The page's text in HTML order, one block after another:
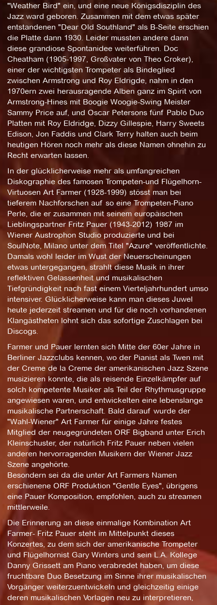
"Weather Bird" ein, und eine neue Königsdisziplin des
Jazz ward geboren. Zusammen mit dem etwas später
entstandenen "Dear Old Southland" als B-Seite erschien
die Platte dann 1930. Leider mussten andere dann
diese grandiose Spontanidee weiterführen. Doc
Cheatham (1905-1997, Großvater von Theo Croker),
einer der wichtigsten Trompeter als Bindeglied
zwischen Armstrong und Roy Eldrigde, nahm in den
1970ern zwei herausragende Alben ganz im Spirit von
Armstrong-Hines mit Boogie Woogie-Swing Meister
Sammy Price auf, und Oscar Petersons fünf Pablo Duo
Platten mit Roy Eldridge, Dizzy Gillespie, Harry Sweets
Edison, Jon Faddis und Clark Terry halten auch beim
heutigen Hören noch mehr als diese Namen ohnehin zu
Recht erwarten lassen.
In der glücklicherweise mehr als umfangreichen
Diskographie des famosen Trompeten-und Flügelhorn-
Virtuosen Art Farmer (1928-1999) stösst man bei
tieferem Nachforschen auf so eine Trompeten-Piano
Perle, die er zusammen mit seinem europäischen
Lieblingspartner Fritz Pauer (1943-2012) 1987 im
Wiener Austrophon Studio produzierte und bei
SoulNote, Milano unter dem Titel "Azure" veröffentlichte.
Damals wohl leider im Wust der Neuerscheinungen
etwas untergegangen, strahlt diese Musik in ihrer
reflektiven Gelassenheit und musikalischen
Tiefgründigkeit nach fast einem Vierteljahrhundert umso
intensiver. Glücklicherweise kann man dieses Juwel
heute jederzeit streamen und für die noch vorhandenen
Klangästheten lohnt sich das sofortige Zuschlagen bei
Discogs.
Farmer und Pauer lernten sich Mitte der 60er Jahre in
Berliner Jazzclubs kennen, wo der Pianist als Twen mit
der Creme de la Creme der amerikanischen Jazz Szene
musizieren konnte, die als reisende Einzelkämpfer auf
solch kompetente Musiker als Teil der Rhythmusgruppe
angewiesen waren, und entwickelten eine lebenslange
musikalische Partnerschaft. Bald darauf wurde der
"Wahl-Wiener" Art Farmer für einige Jahre festes
Mitglied der neugegründeten ORF Bigband unter Erich
Kleinschuster, der natürlich Fritz Pauer neben vielen
anderen hervorragenden Musikern der Wiener Jazz
Szene angehörte.
Besondern sei da die unter Art Farmers Namen
erschienene ORF Produktion "Gentle Eyes", übrigens
eine Pauer Komposition, empfohlen, auch zu streamen
mittlerweile.
Die Erinnerung an diese einmalige Kombination Art
Farmer- Fritz Pauer steht im Mittelpunkt dieses
Konzertes, zu dem sich der amerikanische Trompeter
und Flügelhornist Gary Winters und sein L.A. Kollege
Danny Grissett am Piano verabredet haben, um diese
fruchtbare Duo Besetzung im Sinne ihrer musikalischen
Vorgänger weiterzuentwickeln und gleichzeitig einige
deren musikalischen Vorlagen neu zu interpretieren,